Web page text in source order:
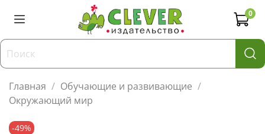
0
Главная
Обучающие и развивающие
Окружающий мир
-49%